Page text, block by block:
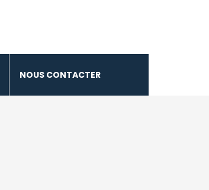
NOUS CONTACTER